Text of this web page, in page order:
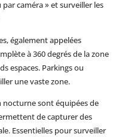
caméra » et surveiller les
également appelées
à 360 degrés de la zone
espaces. Parkings ou
une vaste zone.
nocturne sont équipées de
de capturer des
Essentielles pour surveiller